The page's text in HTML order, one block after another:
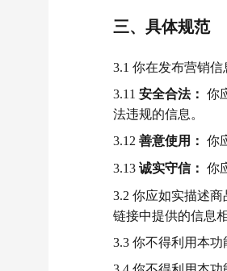
三、具体规范
3.1 你在发布营销
3.11 安全合法： 你
法违规的信息。
3.12 善意使用： 你
3.13 诚实守信： 你
3.2 你应如实描述
链接中提供的信息
3.3 你不得利用本